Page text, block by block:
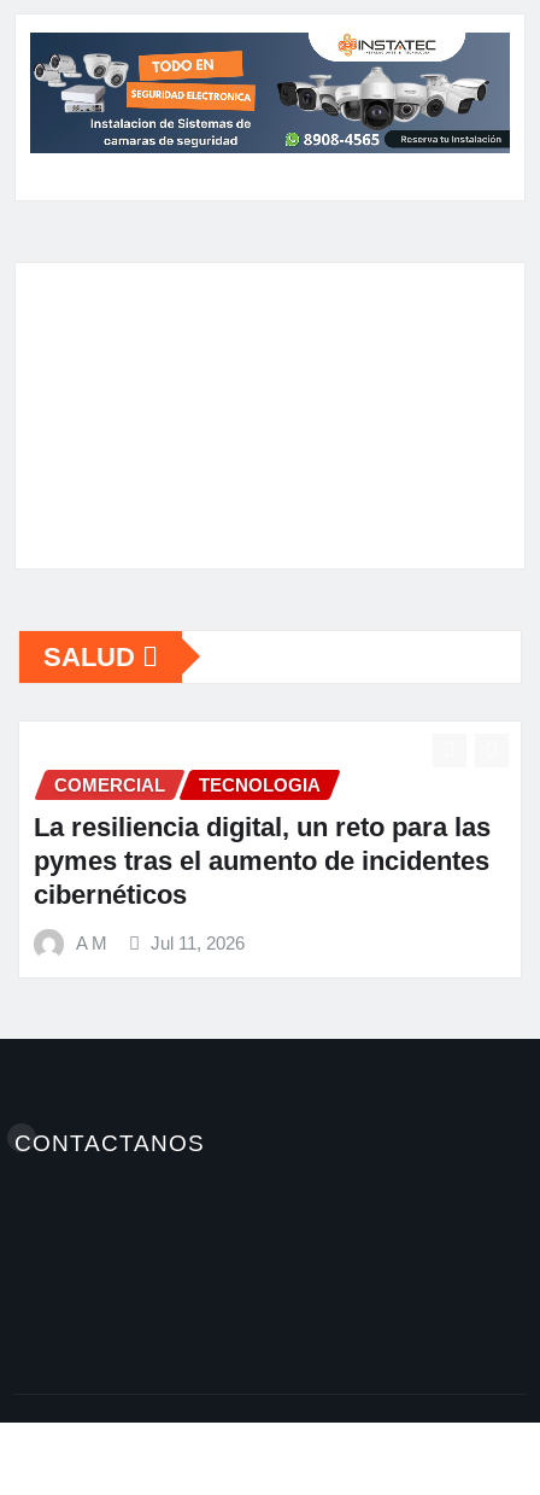
SALUD
las
COMERCIAL
Fundación Ficohsa fortalece la
alimentación escolar y promueve
hábitos saludables junto al
Mundial de Alimentos y Nestlé